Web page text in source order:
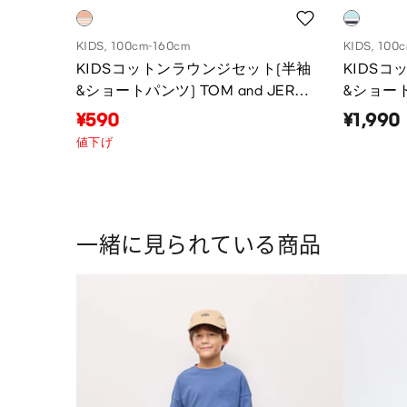
KIDS, 100cm-160cm
KIDSコットンラウンジセット(半袖
&ショートパンツ) TOM and JERRY
2
¥590
値下げ
KIDS,
KIDSコ
&ショー
¥1,990
一緒に見られている商品